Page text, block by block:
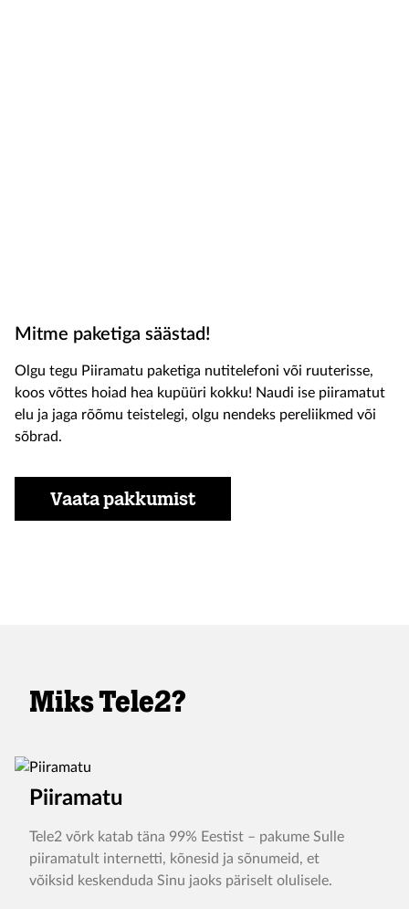
Mitme paketiga säästad!
Olgu tegu Piiramatu paketiga nutitelefoni või ruuterisse,
koos võttes hoiad hea kupüüri kokku! Naudi ise piiramatut
elu ja jaga rõõmu teistelegi, olgu nendeks pereliikmed või
sõbrad.
Vaata pakkumist
Miks Tele2?
Piiramatu
Tele2 võrk katab täna 99% Eestist – pakume Sulle
piiramatult internetti, kõnesid ja sõnumeid, et
võiksid keskenduda Sinu jaoks päriselt olulisele.